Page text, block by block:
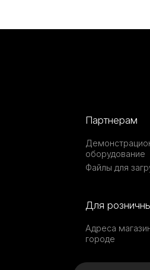
Партнерам
оборудование
Файлы для
Для
Адреса
городе